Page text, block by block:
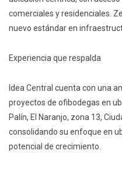
comerciales y residenciales.
nuevo estándar en
Experiencia que respalda
Idea Central cuenta con una
proyectos de ofibodegas en
Palín, El Naranjo, zona 13,
consolidando su enfoque en
potencial de crecimiento.